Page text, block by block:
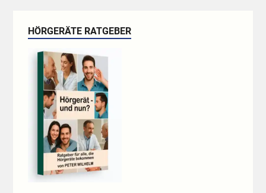
HÖRGERÄTE RATGEBER